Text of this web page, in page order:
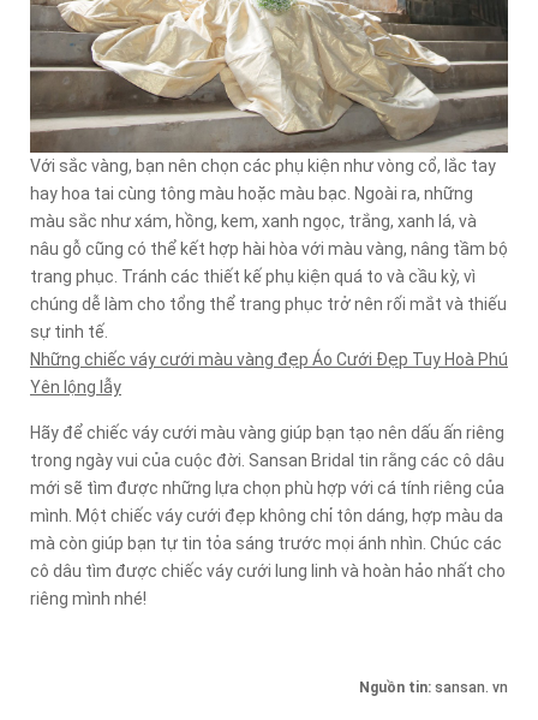
Với sắc vàng, bạn nên chọn các phụ kiện như vòng cổ, lắc tay
hay hoa tai cùng tông màu hoặc màu bạc. Ngoài ra, những
màu sắc như xám, hồng, kem, xanh ngọc, trắng, xanh lá, và
nâu gỗ cũng có thể kết hợp hài hòa với màu vàng, nâng tầm bộ
trang phục. Tránh các thiết kế phụ kiện quá to và cầu kỳ, vì
chúng dễ làm cho tổng thể trang phục trở nên rối mắt và thiếu
sự tinh tế.
Những chiếc váy cưới màu vàng đẹp Áo Cưới Đẹp Tuy Hoà Phú
Yên lộng lẫy
Hãy để chiếc váy cưới màu vàng giúp bạn tạo nên dấu ấn riêng
trong ngày vui của cuộc đời. Sansan Bridal tin rằng các cô dâu
mới sẽ tìm được những lựa chọn phù hợp với cá tính riêng của
mình. Một chiếc váy cưới đẹp không chỉ tôn dáng, hợp màu da
mà còn giúp bạn tự tin tỏa sáng trước mọi ánh nhìn. Chúc các
cô dâu tìm được chiếc váy cưới lung linh và hoàn hảo nhất cho
riêng mình nhé!
Nguồn tin: sansan. vn